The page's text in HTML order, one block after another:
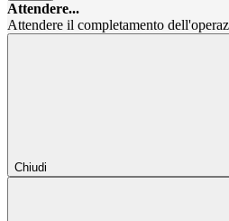
Attendere...
Attendere il completamento
Chiudi